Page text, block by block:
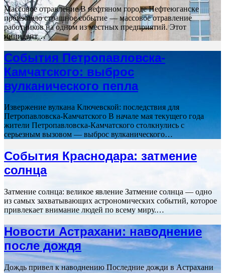
Массовое отравление В нефтяном городе Нефтеюганске
произошло страшное событие — массовое отравление
работников на одном из местных предприятий. Этот
инцидент…
События Петропавловска-
Камчатского: выброс
вулканического пепла
Извержение вулкана Ключевской: последствия для
Петропавловска-Камчатского В начале мая текущего года
жители Петропавловска-Камчатского столкнулись с
серьезным вызовом — выброс вулканического…
События Краснодара: затмение
солнца
Затмение солнца: великое явление Затмение солнца — одно
из самых захватывающих астрономических событий, которое
привлекает внимание людей по всему миру.…
Новости Астрахани: наводнение
после дождя
Дождь привел к наводнению Последние дожди в Астрахани